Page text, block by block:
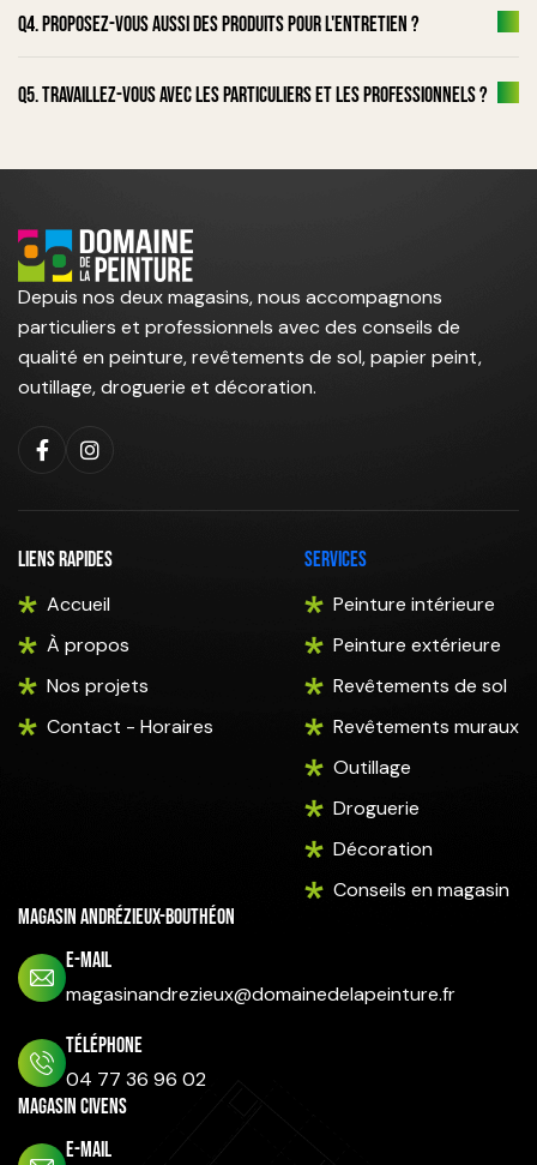
Q4. Proposez-vous aussi des produits pour l'entretien ?
Q5. Travaillez-vous avec les particuliers et les professionnels ?
Depuis nos deux magasins, nous accompagnons
particuliers et professionnels avec des conseils de
qualité en peinture, revêtements de sol, papier peint,
outillage, droguerie et décoration.
Liens rapides
Accueil
À propos
Nos projets
Contact - Horaires
Services
Peinture intérieure
Peinture extérieure
Revêtements de sol
Revêtements muraux
Outillage
Droguerie
Décoration
Conseils en magasin
Magasin Andrézieux-Bouthéon
E-mail
magasinandrezieux@domainedelapeinture.fr
Téléphone
04 77 36 96 02
Magasin Civens
E-mail